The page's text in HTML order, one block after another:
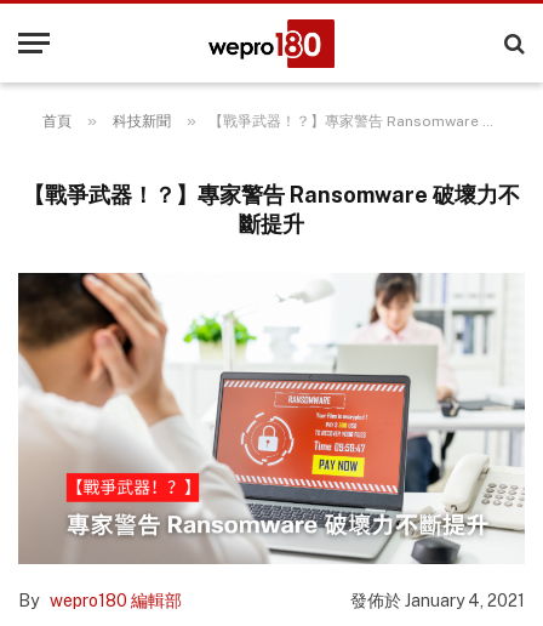
首頁 » 科技新聞 » 【戰爭武器！？】專家警告 Ransomware 破壞力不斷提升
【戰爭武器！？】專家警告 Ransomware 破壞力不
斷提升
By wepro180 編輯部 發佈於January 4, 2021